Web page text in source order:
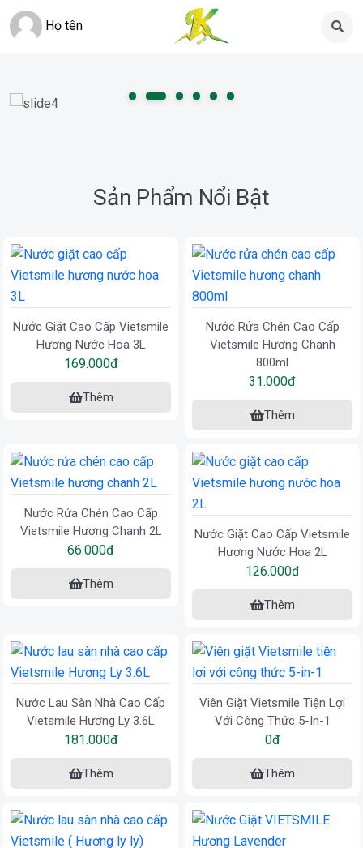
Họ tên
Sản Phẩm Nổi Bật
Nước Giặt Cao Cấp Vietsmile
Hương Nước Hoa 3L
169.000đ
Thêm
Nước Rửa Chén Cao Cấp
Vietsmile Hương Chanh
800ml
31.000đ
Thêm
Nước Rửa Chén Cao Cấp
Vietsmile Hương Chanh 2L
66.000đ
Thêm
Nước Giặt Cao Cấp Vietsmile
Hương Nước Hoa 2L
126.000đ
Thêm
Nước Lau Sàn Nhà Cao Cấp
Vietsmile Hương Ly 3.6L
181.000đ
Thêm
Viên Giặt Vietsmile Tiện Lợi
Với Công Thức 5-In-1
0đ
Thêm